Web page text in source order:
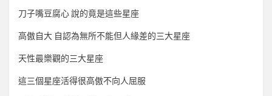
刀子嘴豆腐心 說的竟是這些星座
高傲自大 自認為無所不能但人緣差的三大星座
天性最樂觀的三大星座
這三個星座活得很高傲不向人屈服